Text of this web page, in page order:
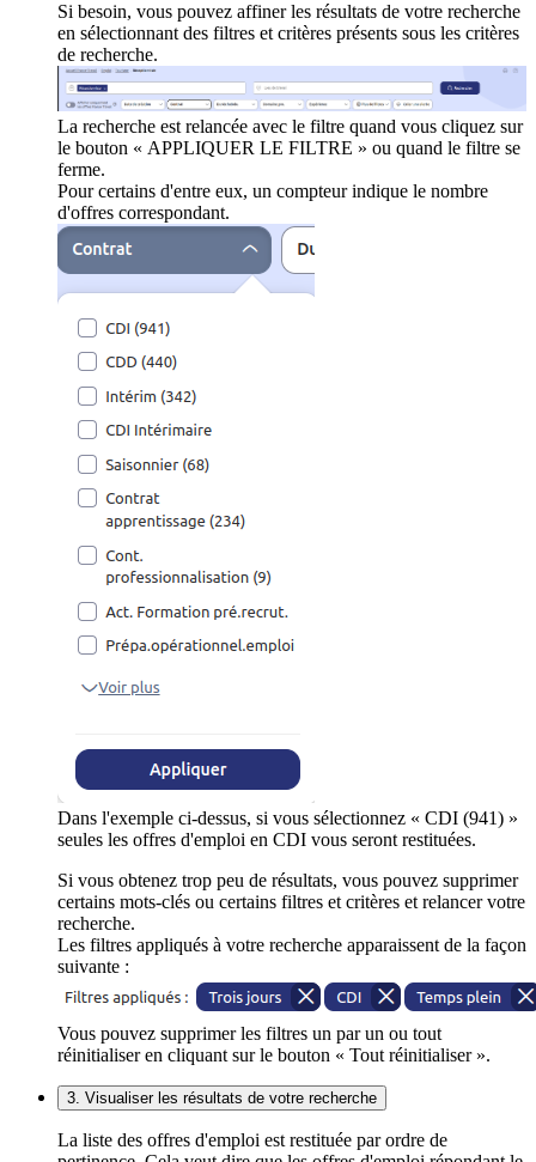
Si besoin, vous pouvez affiner les résultats de votre recherche
en sélectionnant des filtres et critères présents sous les critères
de recherche.
La recherche est relancée avec le filtre quand vous cliquez sur
le bouton « APPLIQUER LE FILTRE » ou quand le filtre se
ferme.
Pour certains d'entre eux, un compteur indique le nombre
d'offres correspondant.
Dans l'exemple ci-dessus, si vous sélectionnez « CDI (941) »
seules les offres d'emploi en CDI vous seront restituées.
Si vous obtenez trop peu de résultats, vous pouvez supprimer
certains mots-clés ou certains filtres et critères et relancer votre
recherche.
Les filtres appliqués à votre recherche apparaissent de la façon
suivante :
Vous pouvez supprimer les filtres un par un ou tout
réinitialiser en cliquant sur le bouton « Tout réinitialiser ».
3. Visualiser les résultats de votre recherche
La liste des offres d'emploi est restituée par ordre de